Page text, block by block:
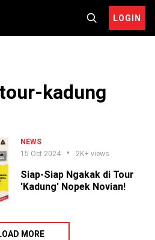
LOGIN
kadung
NEWS
15 Oct 2024
2K+ views
Siap-Siap Ngakak di Tour
'Kadung' Nopek Novian!
MORE